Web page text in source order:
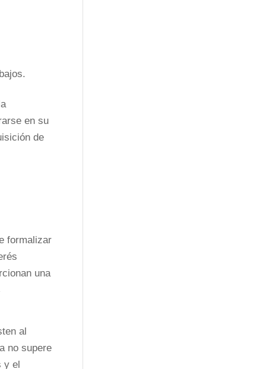
en su
de
formalizar
una
al
no supere
y el